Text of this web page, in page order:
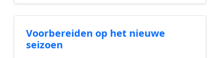
Voorbereiden op het nieuwe
seizoen